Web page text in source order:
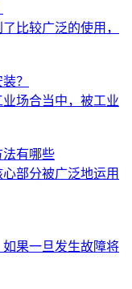
比较广泛的使用，
？
场合当中，被工业
法有哪些
部分被广泛地运用
果一旦发生故障将